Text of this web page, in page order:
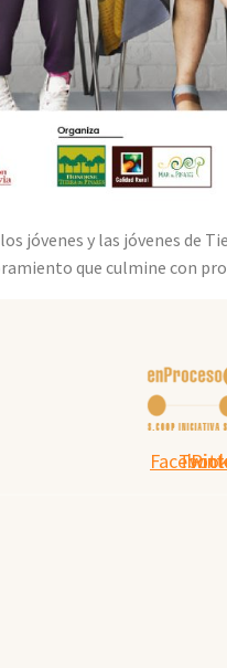
jóvenes y las jóvenes de
que culmine con